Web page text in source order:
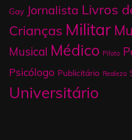
Gay Jornalista Livros
Crianças Militar
Musical Médico Piloto
Psicólogo Publicitário Realeza
Universitário